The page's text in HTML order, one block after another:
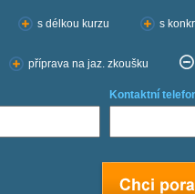
s délkou kurzu s
příprava na jaz. zkoušku
Kontaktní